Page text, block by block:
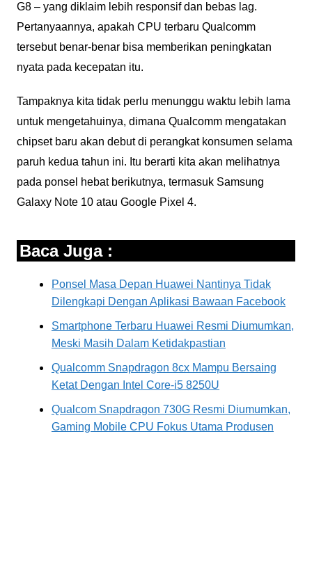
G8 – yang diklaim lebih responsif dan bebas lag.
Pertanyaannya, apakah CPU terbaru Qualcomm
tersebut benar-benar bisa memberikan peningkatan
nyata pada kecepatan itu.
Tampaknya kita tidak perlu menunggu waktu lebih lama
untuk mengetahuinya, dimana Qualcomm mengatakan
chipset baru akan debut di perangkat konsumen selama
paruh kedua tahun ini. Itu berarti kita akan melihatnya
pada ponsel hebat berikutnya, termasuk Samsung
Galaxy Note 10 atau Google Pixel 4.
Baca Juga :
Ponsel Masa Depan Huawei Nantinya Tidak
Dilengkapi Dengan Aplikasi Bawaan Facebook
Smartphone Terbaru Huawei Resmi Diumumkan,
Meski Masih Dalam Ketidakpastian
Qualcomm Snapdragon 8cx Mampu Bersaing
Ketat Dengan Intel Core-i5 8250U
Qualcom Snapdragon 730G Resmi Diumumkan,
Gaming Mobile CPU Fokus Utama Produsen